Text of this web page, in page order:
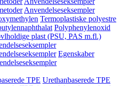
Anvendelseseksempler
Termoplastiske polyestre
Polyphenylenoxid
plast (PSU, PAS m.fl.)
Egenskaber
TPE Urethanbaserede TPE